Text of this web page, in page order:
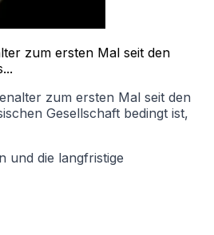
zum ersten Mal seit den
zum ersten Mal seit den
Gesellschaft bedingt ist,
und die langfristige